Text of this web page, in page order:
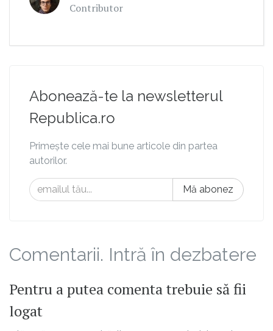
Contributor
Abonează-te la newsletterul
Republica.ro
Primește cele mai bune articole din partea
autorilor.
Mă abonez
Comentarii. Intră în dezbatere
Pentru a putea comenta trebuie să fii
logat